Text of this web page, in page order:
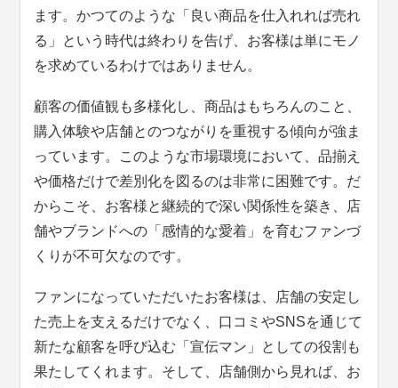
ます。かつてのような「良い商品を仕入れれば売れ
る」という時代は終わりを告げ、お客様は単にモノ
を求めているわけではありません。
顧客の価値観も多様化し、商品はもちろんのこと、
購入体験や店舗とのつながりを重視する傾向が強ま
っています。このような市場環境において、品揃え
や価格だけで差別化を図るのは非常に困難です。だ
からこそ、お客様と継続的で深い関係性を築き、店
舗やブランドへの「感情的な愛着」を育むファンづ
くりが不可欠なのです。
ファンになっていただいたお客様は、店舗の安定し
た売上を支えるだけでなく、口コミやSNSを通じて
新たな顧客を呼び込む「宣伝マン」としての役割も
果たしてくれます。そして、店舗側から見れば、お